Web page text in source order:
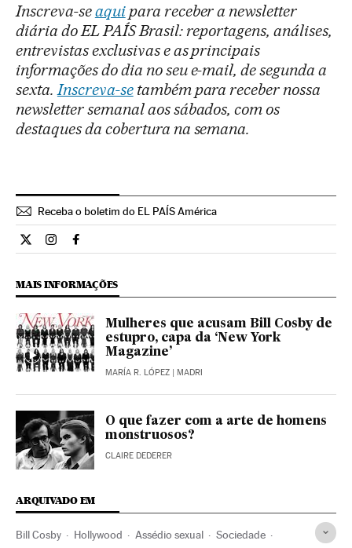
Inscreva-seaquipara receber a newsletter
diária do EL PAÍS Brasil: reportagens, análises,
entrevistas exclusivas e as principais
informações do dia no seu e-mail, de segunda a
sexta. Inscreva-setambém para receber nossa
newsletter semanal aos sábados, com os
destaques da cobertura na semana.
Receba o boletim do EL PAÍS América
Cultura El País Brasil en Twitter
Cultura El País Brasil en Instagram
Cultura El País Brasil en Facebook
MAIS INFORMAÇÕES
Mulheres que acusam Bill Cosby de
estupro, capa da ‘New York
Magazine’
MARÍA R. LÓPEZ | MADRI
O que fazer com a arte de homens
monstruosos?
CLAIRE DEDERER
ARQUIVADO EM
Bill Cosby Hollywood Assédio sexual Sociedade